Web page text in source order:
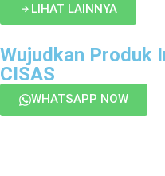
LIHAT LAINNYA
Wujudkan Produk
CISAS
WHATSAPP NOW